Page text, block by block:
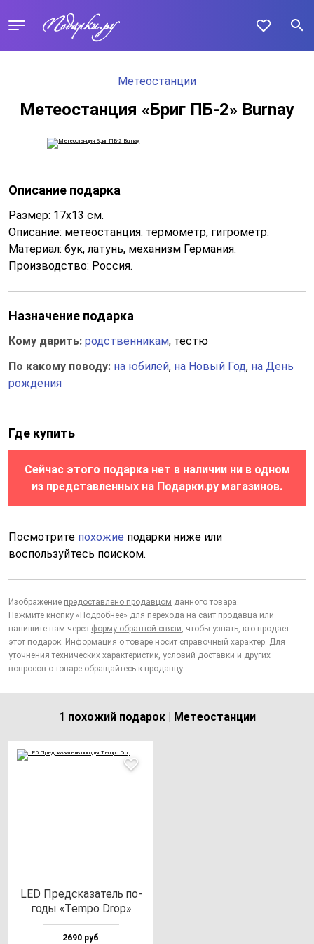
Метеостанции
Метеостанция «Бриг ПБ-2» Burnay
Описание подарка
Размер: 17х13 см.
Описание: метеостанция: термометр, гигрометр.
Материал: бук, латунь, механизм Германия.
Производство: Россия.
Назначение подарка
Кому дарить: родственникам, тестю
По какому поводу: на юбилей, на Новый Год, на День
рождения
Где купить
Сейчас этого подарка нет в наличии ни в одном
из представленных на Подарки.ру магазинов.
Посмотрите похожие подарки ниже или
воспользуйтесь поиском.
Изображение предоставлено продавцом данного товара.
Нажмите кнопку «Подробнее» для перехода на сайт продавца или
напишите нам через форму обратной связи, чтобы узнать, кто продает
этот подарок. Информация о товаре носит справочный характер. Для
уточнения технических характеристик, условий доставки и других
вопросов о товаре обращайтесь к продавцу.
1 похожий подарок | Метеостанции
LED Пред­ска­за­тель по­
го­ды «Tem­po Drop»
2690 руб